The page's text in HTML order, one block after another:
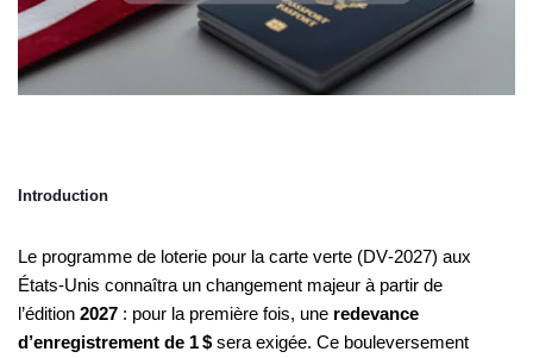
Introduction
Le programme de loterie pour la carte verte (DV‑2027) aux
États‑Unis connaîtra un changement majeur à partir de
l’édition 2027 : pour la première fois, une redevance
d’enregistrement de 1 $ sera exigée. Ce bouleversement